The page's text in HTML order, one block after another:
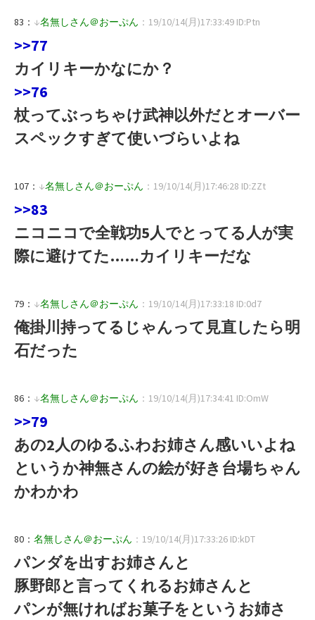
83： ↓名無しさん＠おーぷん ：19/10/14(月)17:33:49 ID:Ptn
>>77
カイリキーかなにか？
>>76
杖ってぶっちゃけ武神以外だとオーバー
スペックすぎて使いづらいよね
107： ↓名無しさん＠おーぷん ：19/10/14(月)17:46:28 ID:ZZt
>>83
ニコニコで全戦功5人でとってる人が実
際に避けてた……カイリキーだな
79： ↓名無しさん＠おーぷん ：19/10/14(月)17:33:18 ID:0d7
俺掛川持ってるじゃんって見直したら明
石だった
86： ↓名無しさん＠おーぷん ：19/10/14(月)17:34:41 ID:OmW
>>79
あの2人のゆるふわお姉さん感いいよね
というか神無さんの絵が好き台場ちゃん
かわかわ
80： 名無しさん＠おーぷん ：19/10/14(月)17:33:26 ID:kDT
パンダを出すお姉さんと
豚野郎と言ってくれるお姉さんと
パンが無ければお菓子をというお姉さ